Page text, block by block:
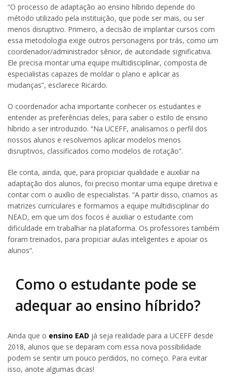
“O processo de adaptação ao ensino híbrido depende do
método utilizado pela instituição, que pode ser mais, ou ser
menos disruptivo. Primeiro, a decisão de implantar cursos com
essa metodologia exige outros personagens por trás, como um
coordenador/administrador sênior, de autoridade significativa.
Ele precisa montar uma equipe multidisciplinar, composta de
especialistas capazes de moldar o plano e aplicar as
mudanças”, esclarece Ricardo.
O coordenador acha importante conhecer os estudantes e
entender as preferências deles, para saber o estilo de ensino
híbrido a ser introduzido. “Na UCEFF, analisamos o perfil dos
nossos alunos e resolvemos aplicar modelos menos
disruptivos, classificados como modelos de rotação”.
Ele conta, ainda, que, para propiciar qualidade e auxiliar na
adaptação dos alunos, foi preciso montar uma equipe diretiva e
contar com o auxílio de especialistas. “A partir disso, criamos as
matrizes curriculares e formamos a equipe multidisciplinar do
NEAD, em que um dos focos é auxiliar o estudante com
dificuldade em trabalhar na plataforma. Os professores também
foram treinados, para propiciar aulas inteligentes e apoiar os
alunos”.
Como o estudante pode se
adequar ao ensino híbrido?
Ainda que o ensino EAD já seja realidade para a UCEFF desde
2018, alunos que se deparam com essa nova possibilidade
podem se sentir um pouco perdidos, no começo. Para evitar
isso, anote algumas dicas!